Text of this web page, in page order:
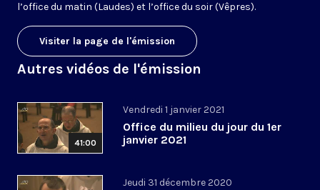
l’office du matin (Laudes) et l’office du soir (Vêpres).
Visiter la page de l'émission
Autres vidéos de l'émission
41:00
Vendredi 1 janvier 2021
Office du milieu du jour du 1er
janvier 2021
Jeudi 31 décembre 2020